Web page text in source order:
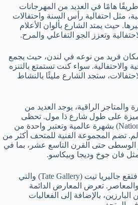
هامًا في العديد من المهرجانات
مثل احتفالية رأس السنة واحتفالات
حيث يمتد الشارع بألوان الأعلام
وتعزز الجو التفاعلي والمرح.
فريد من نوعه في لندن، حيث يجمع
والاحتفالية. سواء كنت تستمتع بالتنزه
ستجد الشارع مليئًا بالنشاط
والمتاجر الراقية، يوجد العديد من
المميزة على طول شارع ذا مول. تحظى
جاليريا ناشونال (National Gallery) بشهرة عالمية وتعتبر واحدة من
تضم المجموعة الفنية للمتحف أكثر من
الوسطى حتى القرن التاسع عشر، بما في
فان جوخ وديجا وبيكاسو.
أما بجوار الجاليريا الوطنية، فتقع جاليريا تيت (Tate Gallery) والتي
تعرض المعارض الدائمة
البارزين، بالإضافة إلى الفعاليات